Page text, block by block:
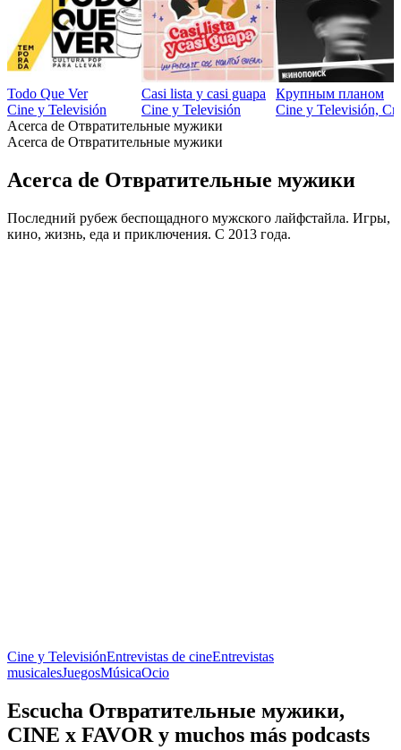
Todo Que Ver
Cine y Televisión
Casi lista y casi guapa
Cine y Televisión
Крупным планом
Cine y Televisión,
Acerca de Отвратительные мужики
Acerca de Отвратительные мужики
Acerca de Отвратительные мужики
Последний рубеж беспощадного мужского лайфстайла. Игры,
кино, жизнь, еда и приключения. С 2013 года.
Cine y TelevisiónEntrevistas de cineEntrevistas
musicalesJuegosMúsicaOcio
Escucha Отвратительные мужики,
CINE x FAVOR y muchos más podcasts